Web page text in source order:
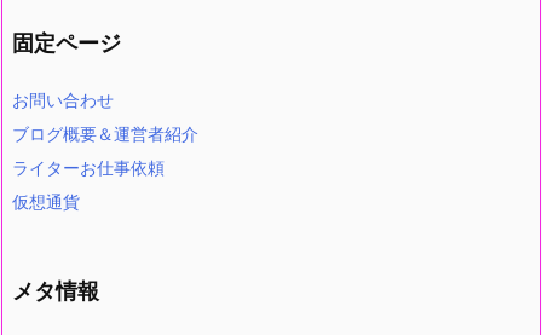
固定ページ
お問い合わせ
ブログ概要＆運営者紹介
ライターお仕事依頼
仮想通貨
メタ情報